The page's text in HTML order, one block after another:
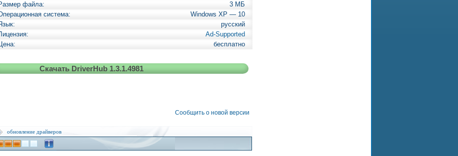
файла:
3 МБ
система:
Windows XP — 10
русский
Ad-Supported
бесплатно
Скачать DriverHub 1.3.1.4981
Сообщить о новой версии
обновление драйверов